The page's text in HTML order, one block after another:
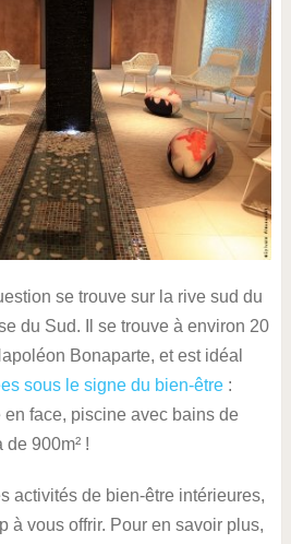
se trouve sur la rive sud du
du Sud. Il se trouve à environ 20
Bonaparte, et est idéal
sous le signe du bien-être:
face, piscine avec bains de
900m² !
activités de bien-être intérieures,
à vous offrir. Pour en savoir plus,